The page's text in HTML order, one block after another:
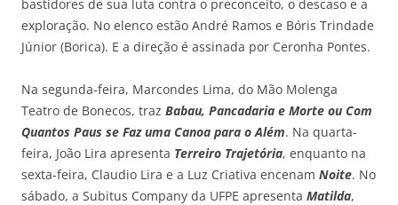
bastidores de sua luta contra o preconceito, o descaso e a
exploração. No elenco estão André Ramos e Bóris Trindade
Júnior (Borica). E a direção é assinada por Ceronha Pontes.
Na segunda-feira, Marcondes Lima, do Mão Molenga
Teatro de Bonecos, traz Babau, Pancadaria e Morte ou Com
Quantos Paus se Faz uma Canoa para o Além. Na quarta-
feira, João Lira apresenta Terreiro Trajetória, enquanto na
sexta-feira, Claudio Lira e a Luz Criativa encenam Noite. No
sábado, a Subitus Company da UFPE apresenta Matilda,